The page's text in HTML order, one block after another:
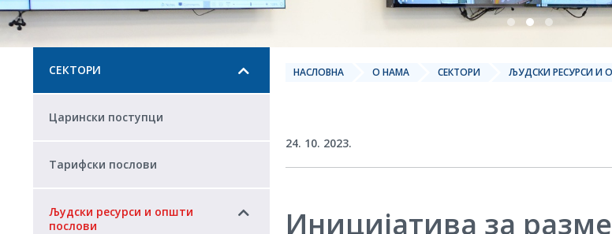
СЕКТОРИ
Царински поступци
Тарифски послови
Људски ресурси и општи
послови
НАСЛОВНА О НАМА СЕКТОРИ ЉУДСКИ РЕСУРСИ И
24. 10. 2023.
Иницијатива за